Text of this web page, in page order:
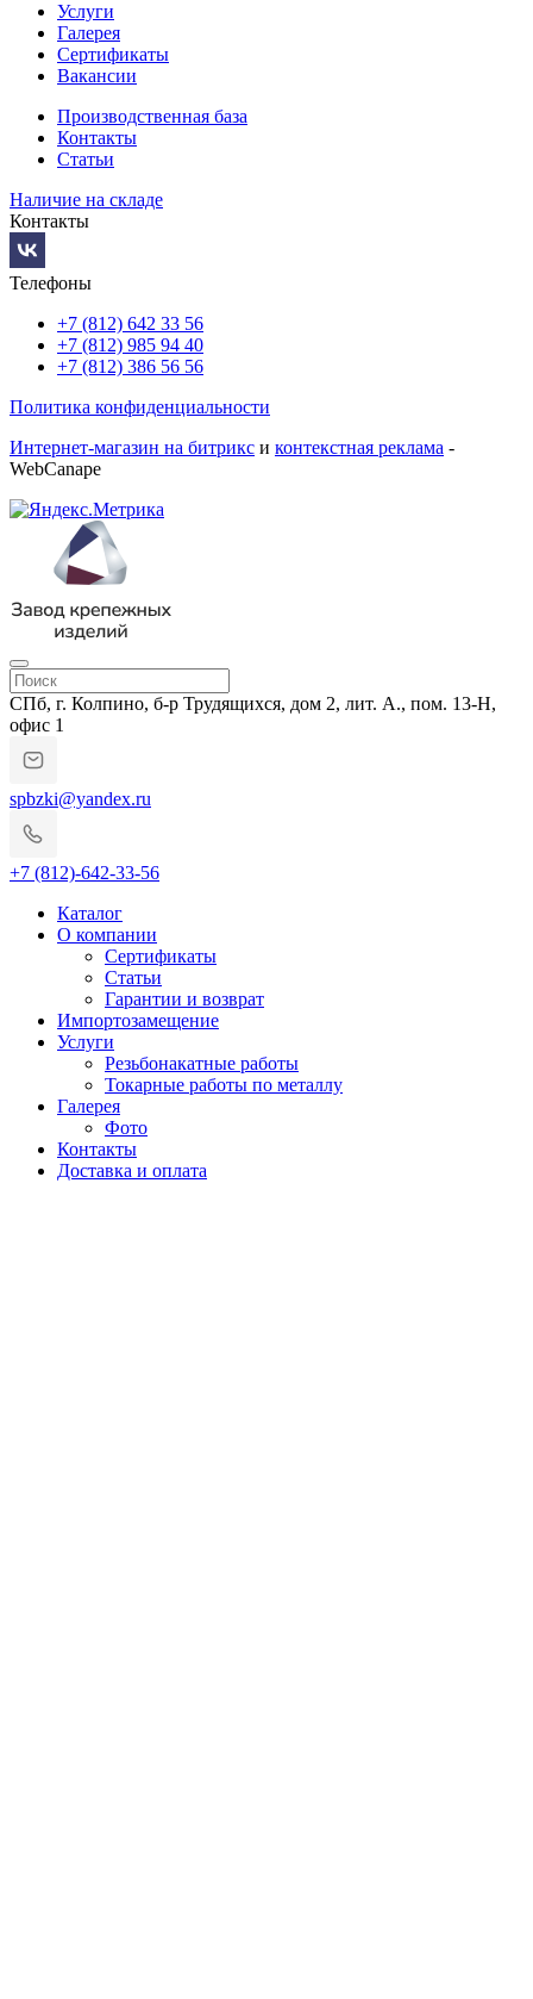
Услуги
Галерея
Сертификаты
Вакансии
Производственная база
Контакты
Статьи
Наличие на складе
Контакты
Телефоны
+7 (812) 642 33 56
+7 (812) 985 94 40
+7 (812) 386 56 56
Политика конфиденциальности
Интернет-магазин на битрикс и контекстная реклама -
WebCanape
СПб, г. Колпино, б-р Трудящихся, дом 2, лит. А., пом. 13-Н,
офис 1
spbzki@yandex.ru
+7 (812)-642-33-56
Каталог
О компании
Сертификаты
Статьи
Гарантии и возврат
Импортозамещение
Услуги
Резьбонакатные работы
Токарные работы по металлу
Галерея
Фото
Контакты
Доставка и оплата